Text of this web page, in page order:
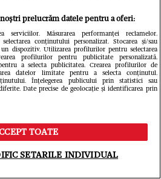
angajată la PSG,
club din Europa.
ce fotbalul
mult în spatele celui
prelucrăm datele pentru a oferi:
serviciilor. Măsurarea performanței reclamelor.
conținutului personalizat. Stocarea și/sau
dispozitiv. Utilizarea profilurilor pentru selectarea
profilurilor pentru publicitate personalizată.
a selecta publicitatea. Crearea profilurilor de
datelor limitate pentru a selecta conținutul.
Înțelegerea publicului prin statistici sau
Date precise de geolocație și identificarea prin
TOATE
SETARILE INDIVIDUAL